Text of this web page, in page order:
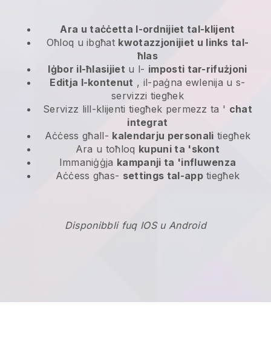
Ara u taċċetta l-ordnijiet tal-klijent
Oħloq u ibgħat kwotazzjonijiet u links tal-
ħlas
Iġbor il-ħlasijiet u l- imposti tar-rifużjoni
Editja l-kontenut , il-paġna ewlenija u s-
servizzi tiegħek
Servizz lill-klijenti tiegħek permezz ta ' chat
integrat
Aċċess għall- kalendarju personali tiegħek
Ara u toħloq kupuni ta 'skont
Immaniġġja kampanji ta 'influwenza
Aċċess għas- settings tal-apptiegħek
Disponibbli fuq IOS u Android